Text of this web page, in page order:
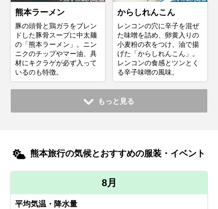
熊本ラーメン
豚の頭骨と鶏ガラをブレン
ドした豚骨スープに中太麺
の「熊本ラーメン」。ニン
ニクのチップやマー油、具
材にキクラゲが必ず入って
いるのも特徴。
からしれんこん
レンコンの穴に辛子を混ぜ
た味噌を詰め、卵黄入りの
小麦粉の衣をつけ、油で揚
げた「からしれんこん」。
レンコンの食感とツンとく
る辛子味噌の風味。
もっと見る
熊本旅行の気候とおすすめの服装・イベント
8月
平均気温・降水量